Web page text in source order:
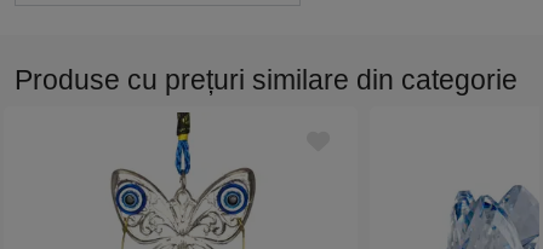
Produse cu prețuri similare din categorie